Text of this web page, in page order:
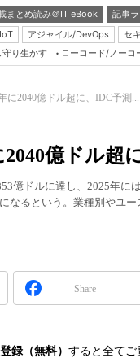
まとめ読み＠IT eBook 記事
アジャイル/DevOps セ
り生かす ローコード/ノーコ
に2040億ドル超に、IDC予測...
億ドル超
億ドルに達し、2025年に
なるという。業種別やユ
Share
録（無料） すると全てご